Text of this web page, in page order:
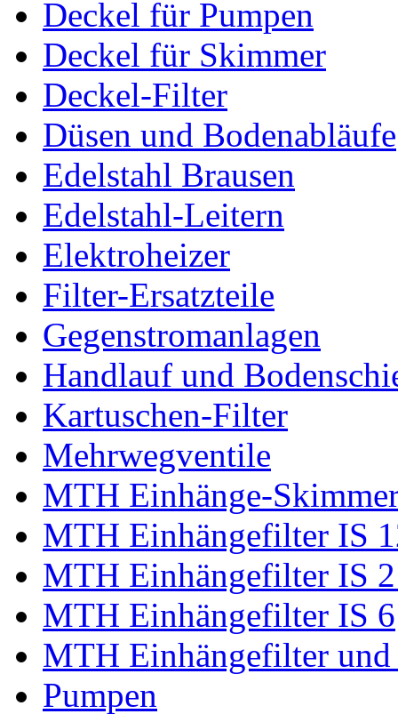
Deckel für Pumpen
Deckel für Skimmer
Deckel-Filter
Düsen und Bodenabläufe
Edelstahl Brausen
Edelstahl-Leitern
Elektroheizer
Filter-Ersatzteile
Gegenstromanlagen
Handlauf und
Kartuschen-Filter
Mehrwegventile
MTH Einhänge-
MTH Einhängefilter IS
MTH Einhängefilter IS
MTH Einhängefilter IS 6
MTH Einhängefilter
Pumpen